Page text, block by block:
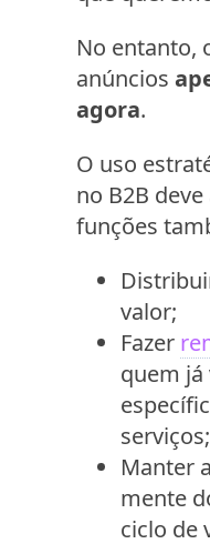
No entanto,
anúncios
agora.
O uso
no B2B
funções
valor;
Fazer
quem
serviços;
Manter
mente
ciclo de